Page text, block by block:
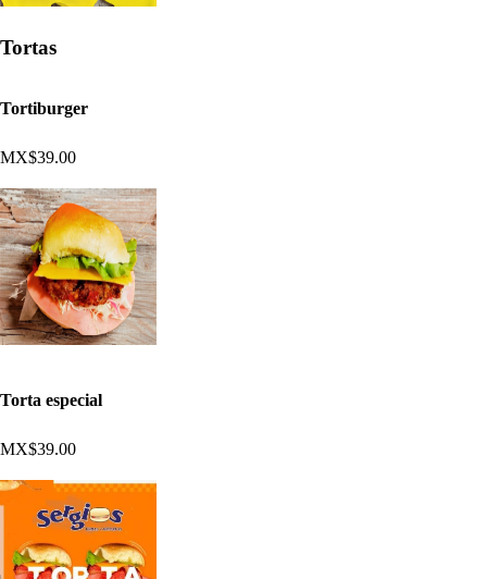
Tortas
Tortiburger
MX$39.00
Torta especial
MX$39.00